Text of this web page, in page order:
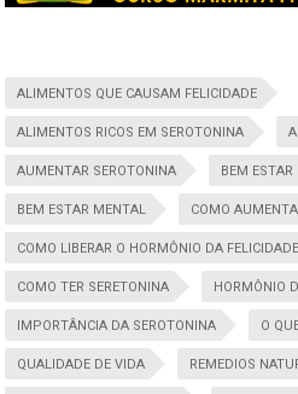
ALIMENTOS QUE CAUSAM FELICIDADE
ALIMENTOS RICOS EM SEROTONINA
AUMENTAR SEROTONINA BEM ESTAR
BEM ESTAR MENTAL COMO
COMO LIBERAR O HORMÔNIO DA FELICIDADE
COMO TER SERETONINA HORMÔNIO
IMPORTÂNCIA DA SEROTONINA O
QUALIDADE DE VIDA REMEDIOS